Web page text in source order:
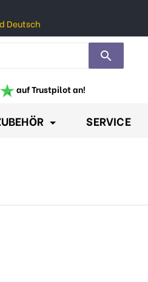
Deutsch
search
auf Trustpilot an!
SERVICE